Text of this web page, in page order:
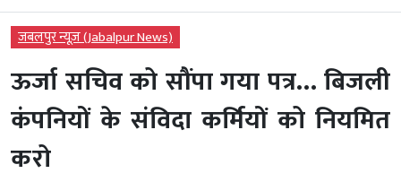
जबलपुर न्यूज़ (Jabalpur News)
ऊर्जा सचिव को सौंपा गया पत्र… बिजली
कंपनियों के संविदा कर्मियों को नियमित
करो